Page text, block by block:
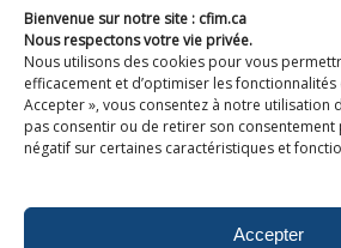
Bienvenue sur notre site : cfim.ca
Nous respectons votre vie privée.
Nous utilisons des cookies pour vous
efficacement et d’optimiser les fonctionnalités
Accepter », vous consentez à notre utilisation
pas consentir ou de retirer son
négatif sur certaines caractéristiques et
Accepter
Devenir membre de CFIM
Suivez-nous